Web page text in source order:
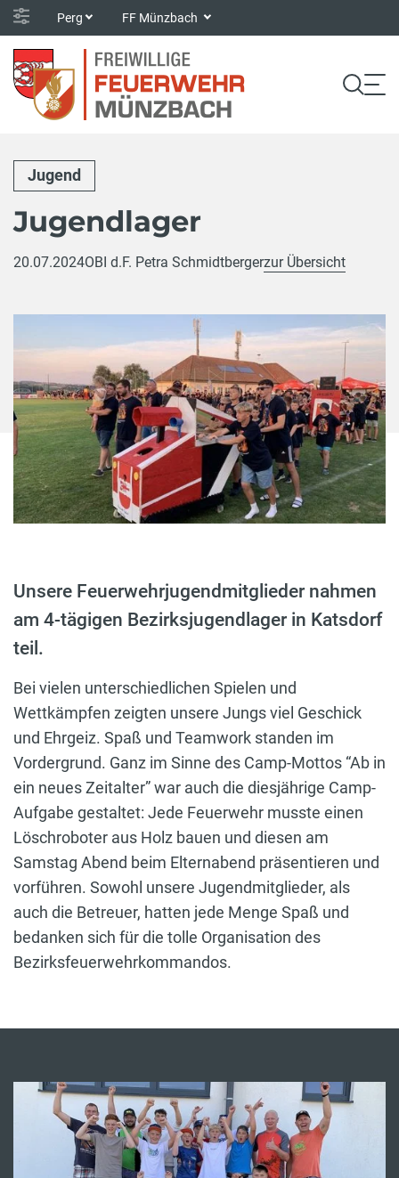
Perg FF Münzbach
Jugend
Jugendlager
20.07.2024OBI d.F. Petra Schmidtbergerzur Übersicht
Unsere Feuerwehrjugendmitglieder nahmen
am 4-tägigen Bezirksjugendlager in Katsdorf
teil.
Bei vielen unterschiedlichen Spielen und
Wettkämpfen zeigten unsere Jungs viel Geschick
und Ehrgeiz. Spaß und Teamwork standen im
Vordergrund. Ganz im Sinne des Camp-Mottos “Ab in
ein neues Zeitalter” war auch die diesjährige Camp-
Aufgabe gestaltet: Jede Feuerwehr musste einen
Löschroboter aus Holz bauen und diesen am
Samstag Abend beim Elternabend präsentieren und
vorführen. Sowohl unsere Jugendmitglieder, als
auch die Betreuer, hatten jede Menge Spaß und
bedanken sich für die tolle Organisation des
Bezirksfeuerwehrkommandos.